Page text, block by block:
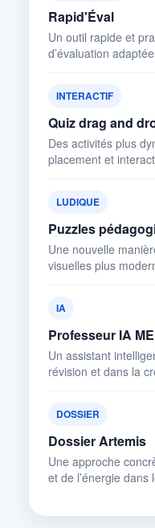
Rapid'Éval
Un outil rapide et
d’évaluation
INTERACTIF
Quiz drag and
Des activités plus
placement et
LUDIQUE
Puzzles
Une nouvelle
visuelles plus
IA
Professeur IA
Un assistant
révision et dans la
DOSSIER
Dossier Artemis
Une approche
et de l’énergie dans